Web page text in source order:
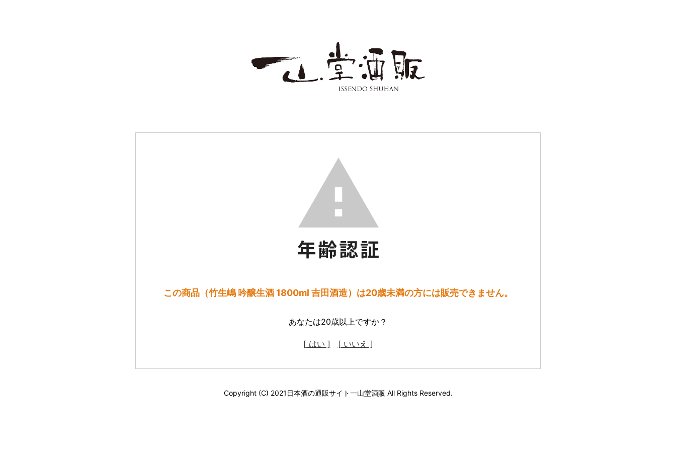
この商品（竹生嶋 吟醸生酒 1800ml 吉田酒造）は20歳未満の方には販売できません。
あなたは20歳以上ですか？
[ はい ] [ いいえ ]
Copyright (C) 2021日本酒の通販サイト一山堂酒販 All Rights Reserved.